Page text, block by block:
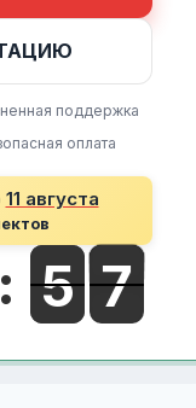
поддержка
оплата
11 августа